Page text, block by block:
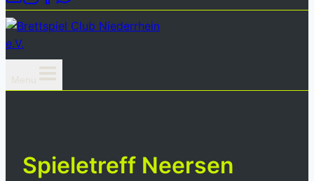
Menu
Spieletreff Neersen